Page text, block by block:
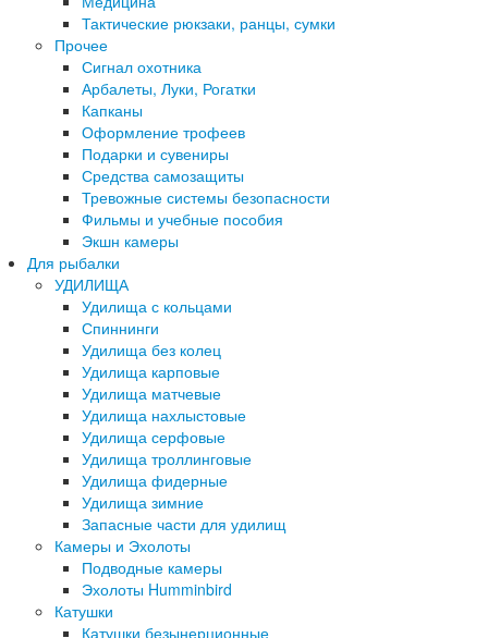
Тактические рюкзаки, ранцы, сумки
Прочее
Сигнал охотника
Арбалеты, Луки, Рогатки
Капканы
Оформление трофеев
Подарки и сувениры
Средства самозащиты
Тревожные системы безопасности
Фильмы и учебные пособия
Экшн камеры
Для рыбалки
УДИЛИЩА
Удилища с кольцами
Спиннинги
Удилища без колец
Удилища карповые
Удилища матчевые
Удилища нахлыстовые
Удилища серфовые
Удилища троллинговые
Удилища фидерные
Удилища зимние
Запасные части для удилищ
Камеры и Эхолоты
Подводные камеры
Эхолоты Humminbird
Катушки
Катушки безынерционные